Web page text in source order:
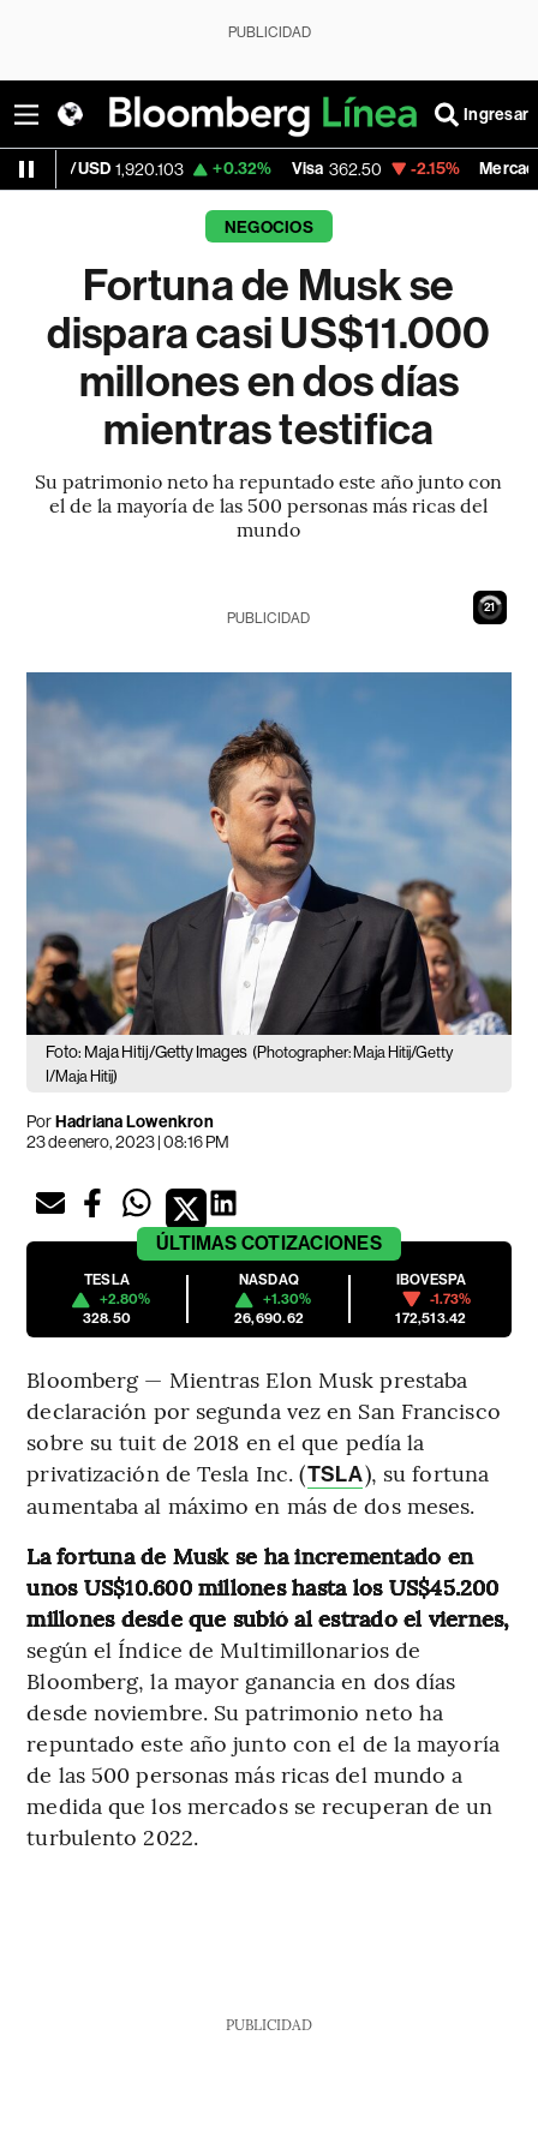
PUBLICIDAD
Ingresar
1,920.103 +0.32% Visa 362.50 -2.15% MercadoLibre
NEGOCIOS
Fortuna de Musk se
dispara casi US$11.000
millones en dos días
mientras testifica
Su patrimonio neto ha repuntado este año junto con
el de la mayoría de las 500 personas más ricas del
mundo
20
PUBLICIDAD
Foto: Maja Hitij/Getty Images (Photographer: Maja Hitij/Getty
I/Maja Hitij)
PorHadriana Lowenkron
23 de enero, 2023 | 08:16 PM
ÚLTIMAS COTIZACIONES
TESLA
+2.80%
328.50
NASDAQ
+1.30%
26,690.62
IBOVESPA
-1.73%
172,513.42
Bloomberg — Mientras Elon Musk prestaba
declaración por segunda vez en San Francisco
sobre su tuit de 2018 en el que pedía la
privatización de Tesla Inc. (TSLA), su fortuna
aumentaba al máximo en más de dos meses.
La fortuna de Musk se ha incrementado en
unos US$10.600 millones hasta los US$45.200
millones desde que subió al estrado el viernes,
según el Índice de Multimillonarios de
Bloomberg, la mayor ganancia en dos días
desde noviembre. Su patrimonio neto ha
repuntado este año junto con el de la mayoría
de las 500 personas más ricas del mundo a
medida que los mercados se recuperan de un
turbulento 2022.
PUBLICIDAD